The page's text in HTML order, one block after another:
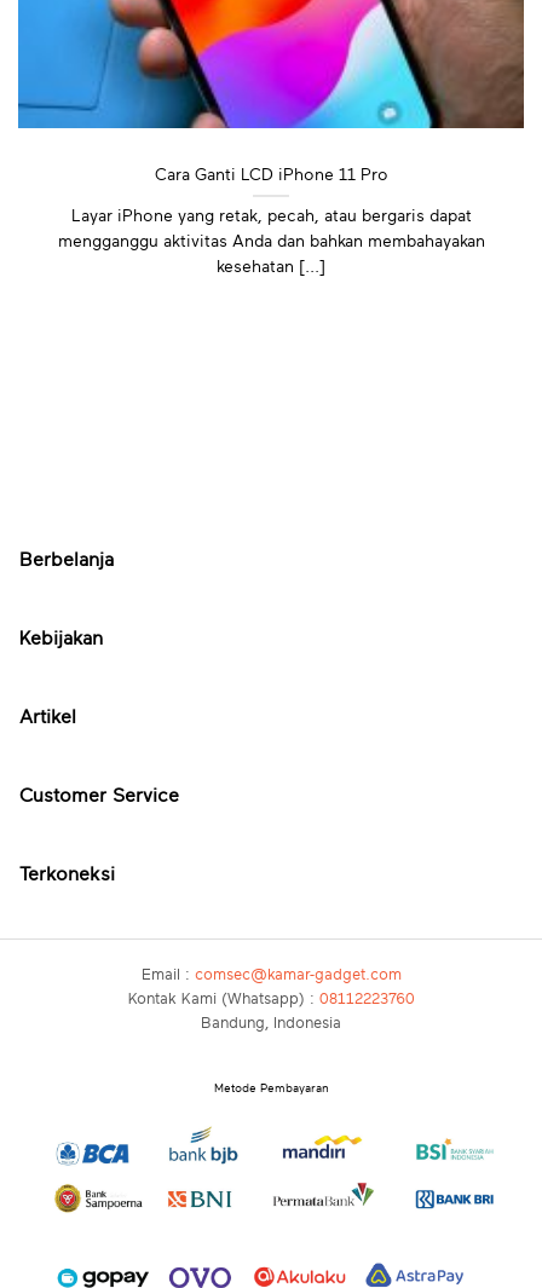
Cara Ganti LCD iPhone 11 Pro
Layar iPhone yang retak, pecah, atau bergaris dapat
mengganggu aktivitas Anda dan bahkan membahayakan
kesehatan [...]
Berbelanja
Kebijakan
Artikel
Customer Service
Terkoneksi
Email : comsec@kamar-gadget.com
Kontak Kami (Whatsapp) : 08112223760
Bandung, Indonesia
Metode Pembayaran